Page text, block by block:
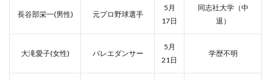
長谷部栄一(男性) 元プロ野球選手
5月
17日
同志社大学（中
退）
大滝愛子(女性) バレエダンサー
5月
21日
学歴不明